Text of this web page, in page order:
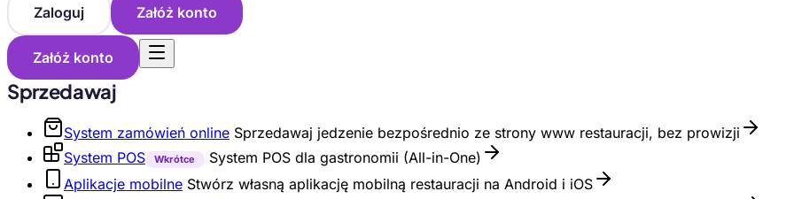
Zaloguj Załóż konto
Załóż konto
Sprzedawaj
System zamówień online Sprzedawaj jedzenie bezpośrednio ze strony www restauracji, bez prowizji
System POS
Wkrótce
System POS dla gastronomii (All-in-One)
Aplikacje mobilne Stwórz własną aplikację mobilną restauracji na Android i iOS